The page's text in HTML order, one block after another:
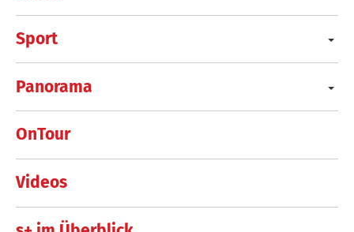
Sport
Panorama
OnTour
Videos